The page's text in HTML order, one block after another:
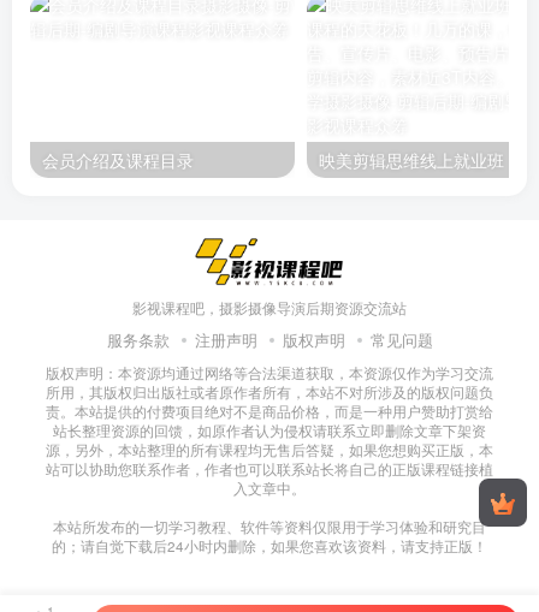
会员介绍及课程目录
影视课程吧，摄影摄像导演后期资源交流站
服务条款 注册声明 版权声明 常见问题
版权声明：本资源均通过网络等合法渠道获取，本资源仅作为学习交流
所用，其版权归出版社或者原作者所有，本站不对所涉及的版权问题负
责。本站提供的付费项目绝对不是商品价格，而是一种用户赞助打赏给
站长整理资源的回馈，如原作者认为侵权请联系立即删除文章下架资
源，另外，本站整理的所有课程均无售后答疑，如果您想购买正版，本
站可以协助您联系作者，作者也可以联系站长将自己的正版课程链接植
入文章中。
本站所发布的一切学习教程、软件等资料仅限用于学习体验和研究目
的；请自觉下载后24小时内删除，如果您喜欢该资料，请支持正版！